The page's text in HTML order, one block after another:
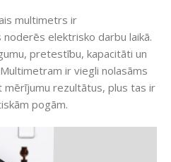
multimetrs ir
noderēs elektrisko darbu laikā.
pretestību, kapacitāti un
ir viegli nolasāms
mērījumu rezultātus, plus tas ir
pogām.